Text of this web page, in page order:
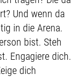
Und wenn da
in die Arena.
bist. Steh
Engagiere dich.
dich